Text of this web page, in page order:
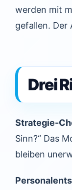
werden mit
gefallen.
Drei
Strategie-
Sinn?“ Das
bleiben